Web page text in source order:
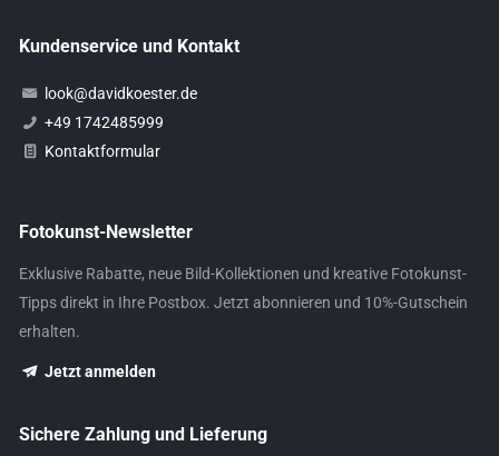
Kundenservice und Kontakt
look@davidkoester.de
+49 1742485999
Kontaktformular
Fotokunst-Newsletter
Exklusive Rabatte, neue Bild-Kollektionen und kreative Fotokunst-
Tipps direkt in Ihre Postbox. Jetzt abonnieren und 10%-Gutschein
erhalten.
Jetzt anmelden
Sichere Zahlung und Lieferung